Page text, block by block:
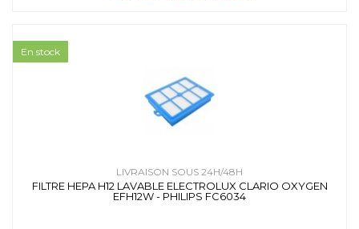
LIVRAISON SOUS 24H/48H
FILTRE HEPA H12 LAVABLE ELECTROLUX CLARIO OXYGEN
EFH12W - PHILIPS FC6034
En stock